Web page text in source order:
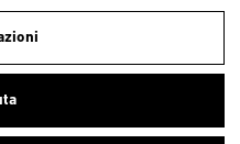
per realizzare analisi della
un miglior servizio.